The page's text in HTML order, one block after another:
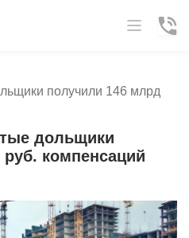
получили 146 млрд
дольщики
компенсаций